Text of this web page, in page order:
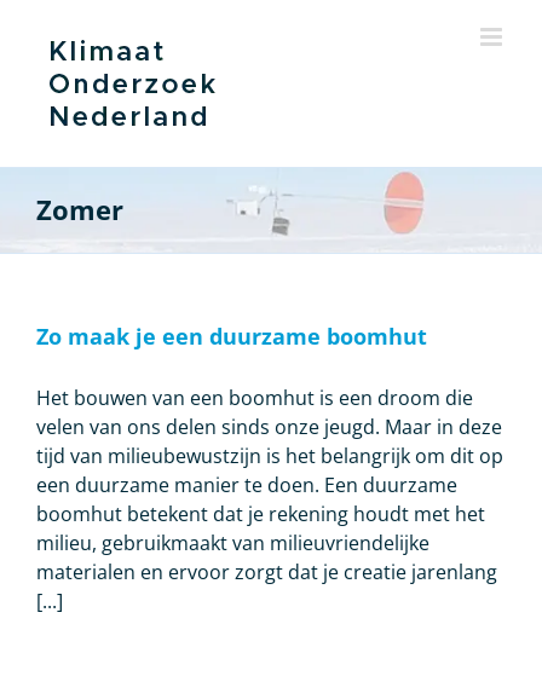
inhoud
Zomer
Zo maak je een duurzame boomhut
Het bouwen van een boomhut is een droom die
velen van ons delen sinds onze jeugd. Maar in deze
tijd van milieubewustzijn is het belangrijk om dit op
een duurzame manier te doen. Een duurzame
boomhut betekent dat je rekening houdt met het
milieu, gebruikmaakt van milieuvriendelijke
materialen en ervoor zorgt dat je creatie jarenlang
[...]